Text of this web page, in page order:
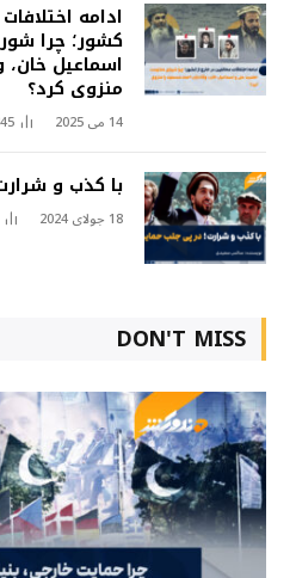
ادامه
کشور؛ چرا
اسماعیل خان،
منزوی کرد؟
14 می 2025
با کذب و
18 جولای 2024
DON'T MISS